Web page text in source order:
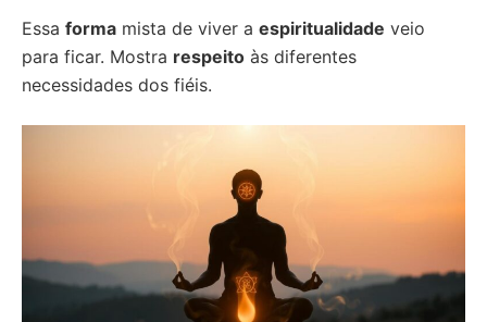
Essa forma mista de viver a espiritualidade veio
para ficar. Mostra respeito às diferentes
necessidades dos fiéis.